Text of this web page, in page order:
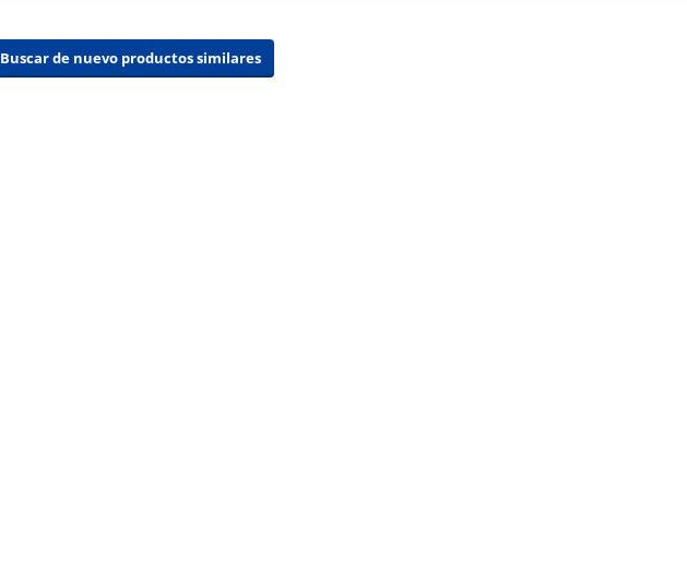
Buscar de nuevo productos similares